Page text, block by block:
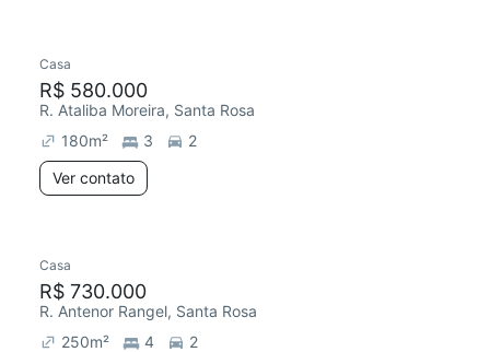
Casa
R$ 580.000
R. Ataliba Moreira, Santa Rosa
180m² 3
2
Ver contato
Casa
R$ 730.000
R. Antenor Rangel, Santa Rosa
250m² 4
2